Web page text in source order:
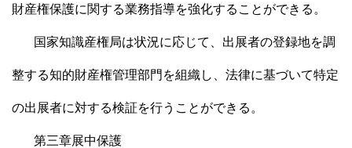
財産権保護に関する業務指導を強化することができる。
国家知識産権局は状況に応じて、出展者の登録地を調
整する知的財産権管理部門を組織し、法律に基づいて特定
の出展者に対する検証を行うことができる。
第三章展中保護